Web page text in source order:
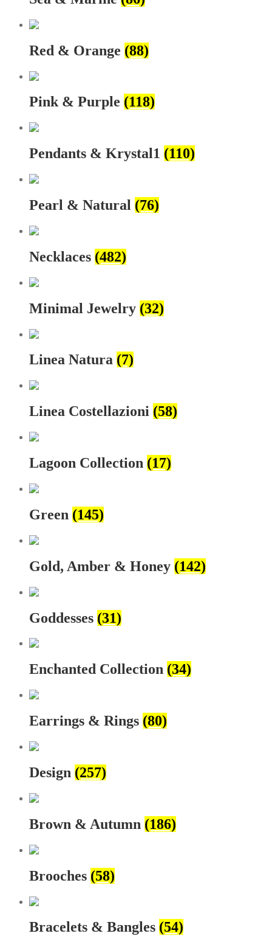
Red & Orange (88)
Pink & Purple (118)
Pendants & Krystal1 (110)
Pearl & Natural (76)
Necklaces (482)
Minimal Jewelry (32)
Linea Natura (7)
Linea Costellazioni (58)
Lagoon Collection (17)
Green (145)
Gold, Amber & Honey (142)
Goddesses (31)
Enchanted Collection (34)
Earrings & Rings (80)
Design (257)
Brown & Autumn (186)
Brooches (58)
Bracelets & Bangles (54)